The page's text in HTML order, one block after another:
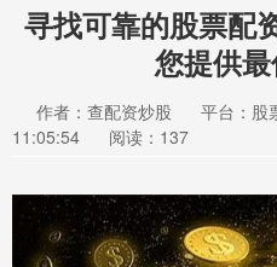
寻找可靠的股票配
您提供最
作者：查配资炒股 平台：股
11:05:54
阅读：137